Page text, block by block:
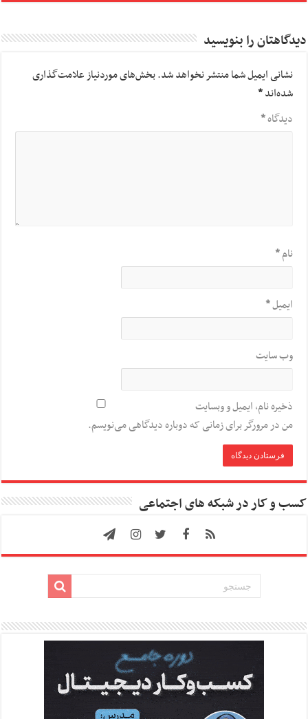
دیدگاهتان را بنویسید
نشانی ایمیل شما منتشر نخواهد شد.بخش‌های موردنیاز علامت‌گذاری
شده‌اند*
دیدگاه*
نام*
ایمیل*
وب‌ سایت
ذخیره نام، ایمیل و وبسایت
من در مرورگر برای زمانی که دوباره دیدگاهی می‌نویسم.
کسب و کار در شبکه های اجتماعی